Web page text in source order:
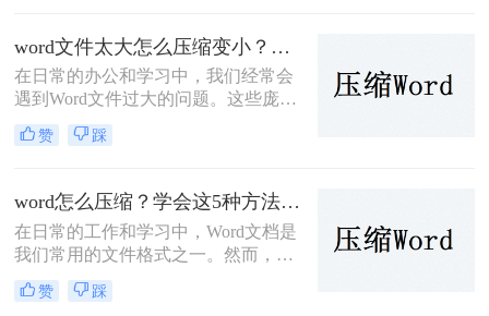
方法。
word文件太大怎么压缩变小？值得尝试的四种压缩方法介绍！
在日常的办公和学习中，我们经常会
遇到Word文件过大的问题。这些庞大
的文件不仅占据了大量的存储空间，
而且在网络传输和共享时也会变得非
么压缩变小变得尤为重要。本文将为
您介绍几种简单实用的方法，帮助您
轻松解决Word文件过大的问题。
赞 踩
word怎么压缩？学会这5种方法轻松完成压缩！
在日常的工作和学习中，Word文档是
我们常用的文件格式之一。然而，随
着文档内容的增加，Word文件的大小
也可能会逐渐增大，这不仅会占用更
赞 踩